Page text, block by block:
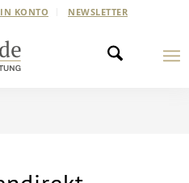
KONTO NEWSLETTER